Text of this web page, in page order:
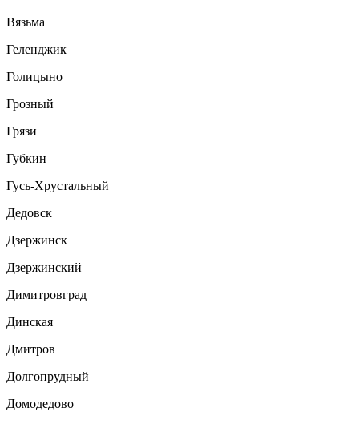
Вязьма
Геленджик
Голицыно
Грозный
Грязи
Губкин
Гусь-Хрустальный
Дедовск
Дзержинск
Дзержинский
Димитровград
Динская
Дмитров
Долгопрудный
Домодедово